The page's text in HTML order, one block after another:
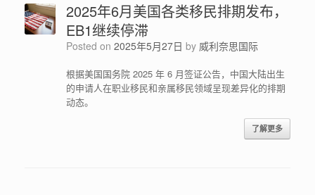
2025年6月美国各类移民排期发布，
EB1继续停滞
Posted on 2025年5月27日 by 威利奈思国际
根据美国国务院 2025 年 6 月签证公告，中国大陆出生
的申请人在职业移民和亲属移民领域呈现差异化的排期
动态。
了解更多